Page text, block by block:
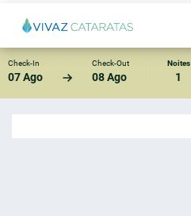
Check-In
07 Ago
Check-Out
08 Ago
Noites
1